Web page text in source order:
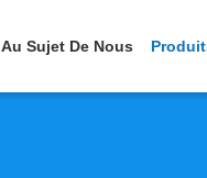
Au Sujet De Nous